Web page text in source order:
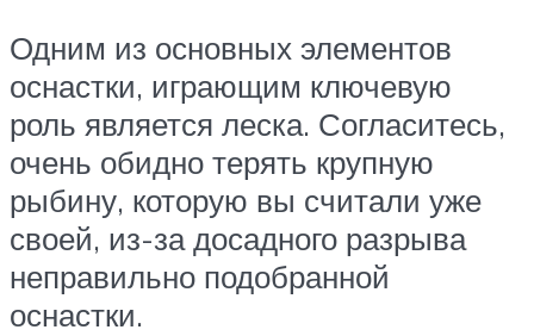
Одним из основных элементов
оснастки, играющим ключевую
роль является леска. Согласитесь,
очень обидно терять крупную
рыбину, которую вы считали уже
своей, из-за досадного разрыва
неправильно подобранной
оснастки.